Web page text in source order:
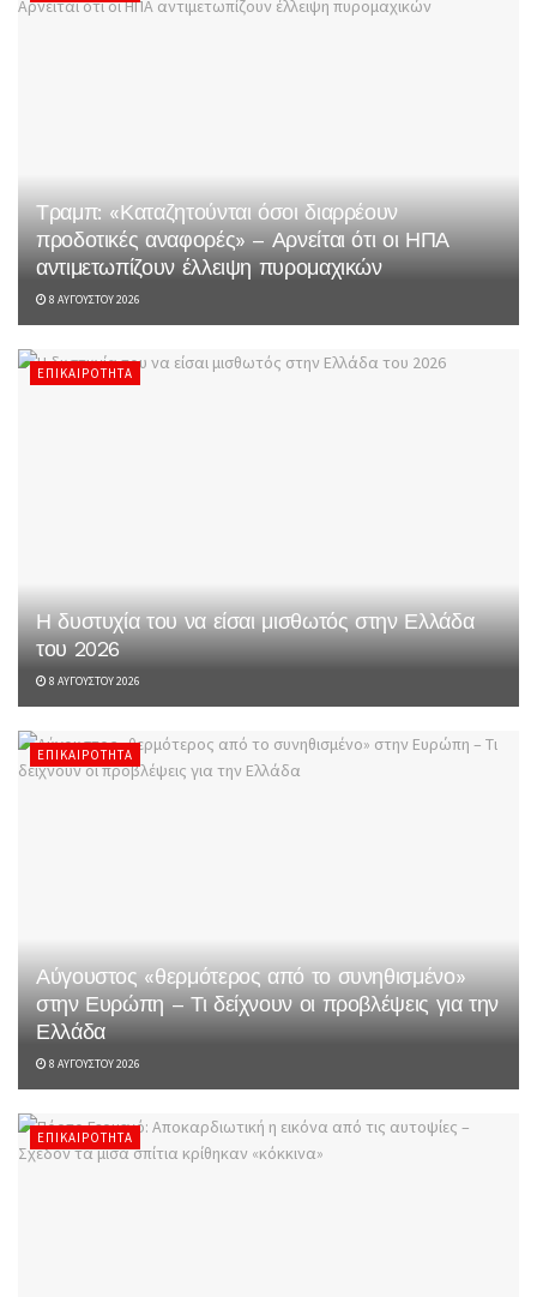
Τραμπ: «Καταζητούνται όσοι διαρρέουν
προδοτικές αναφορές» – Αρνείται ότι οι ΗΠΑ
αντιμετωπίζουν έλλειψη πυρομαχικών
8 ΑΥΓΟΎΣΤΟΥ 2026
ΕΠΙΚΑΙΡΌΤΗΤΑ
Η δυστυχία του να είσαι μισθωτός στην Ελλάδα
του 2026
8 ΑΥΓΟΎΣΤΟΥ 2026
ΕΠΙΚΑΙΡΌΤΗΤΑ
Αύγουστος «θερμότερος από το συνηθισμένο»
στην Ευρώπη – Τι δείχνουν οι προβλέψεις για την
Ελλάδα
8 ΑΥΓΟΎΣΤΟΥ 2026
ΕΠΙΚΑΙΡΌΤΗΤΑ